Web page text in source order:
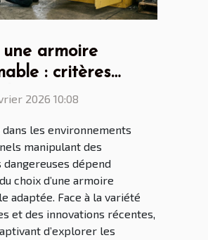
armoire
: critères
et nouveautés
2026 10:08
dans les environnements
manipulant des
dangereuses dépend
choix d’une armoire
adaptée. Face à la variété
et des innovations récentes,
d’explorer les